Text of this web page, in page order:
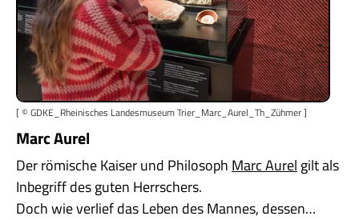
[ © GDKE_Rheinisches Landesmuseum Trier_Marc_Aurel_Th_Zühmer ]
Marc Aurel
Der römische Kaiser und Philosoph Marc Aurel gilt als
Inbegriff des guten Herrschers.
Doch wie verlief das Leben des Mannes, dessen…